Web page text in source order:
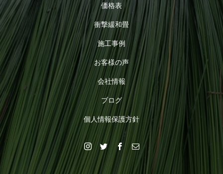
価格表
衝撃緩和畳
施工事例
お客様の声
会社情報
ブログ
個人情報保護方針